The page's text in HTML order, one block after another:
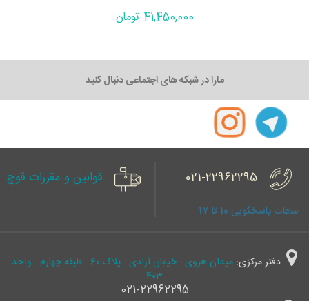
41,450,000 تومان
مارا در شبکه های اجتماعی دنبال کنید
021-22962295
ساعات پاسخگویی 10 تا 17
قوانین و مقررات قوچ
دفتر مرکزی:
میدان هروی - خیابان آزادی - پلاک 60 - طبقه چهارم - واحد
403
021-22962295